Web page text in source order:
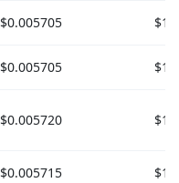
$0.005705
$0.005705
$0.005720
$0.005715